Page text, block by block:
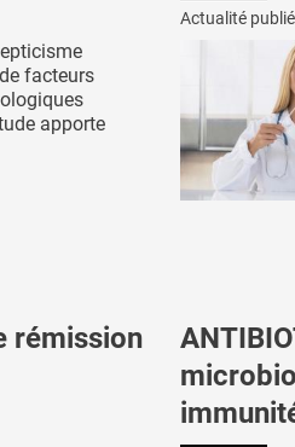
facteurs
apporte
Actualité
rémission